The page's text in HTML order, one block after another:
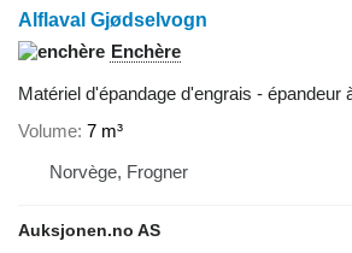
Alflaval Gjødselvogn
Enchère
Matériel d'épandage d'engrais - épandeur
Volume 7 m³
Norvège, Frogner
Auksjonen.no AS